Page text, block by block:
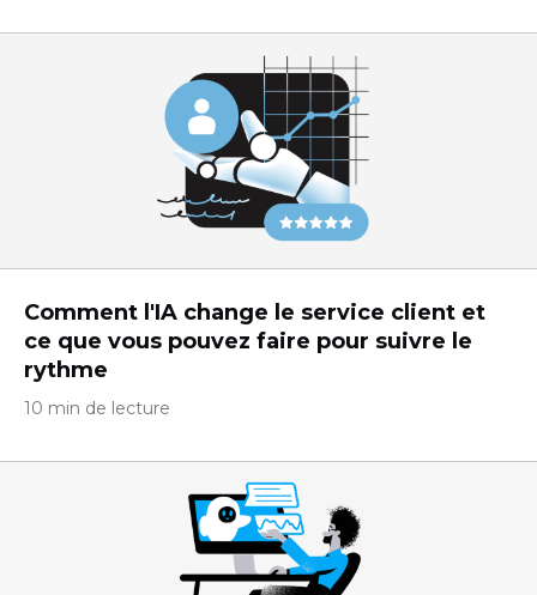
Comment l'IA change le service client et
ce que vous pouvez faire pour suivre le
rythme
10 min de lecture